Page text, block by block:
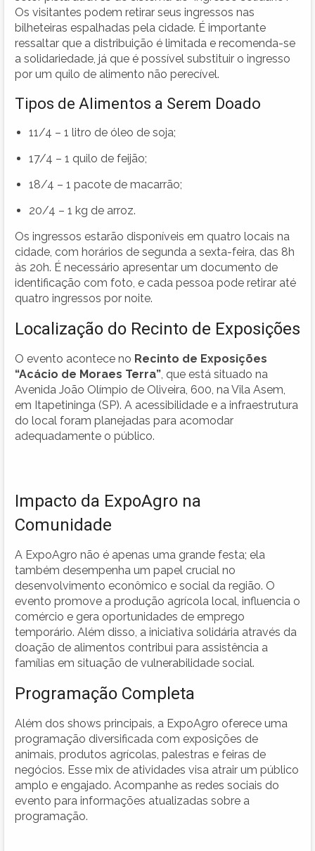
Os visitantes podem retirar seus ingressos nas
bilheteiras espalhadas pela cidade. É importante
ressaltar que a distribuição é limitada e recomenda-se
a solidariedade, já que é possível substituir o ingresso
por um quilo de alimento não perecível.
Tipos de Alimentos a Serem Doado
11/4 – 1 litro de óleo de soja;
17/4 – 1 quilo de feijão;
18/4 – 1 pacote de macarrão;
20/4 – 1 kg de arroz.
Os ingressos estarão disponíveis em quatro locais na
cidade, com horários de segunda a sexta-feira, das 8h
às 20h. É necessário apresentar um documento de
identificação com foto, e cada pessoa pode retirar até
quatro ingressos por noite.
Localização do Recinto de Exposições
O evento acontece no Recinto de Exposições
“Acácio de Moraes Terra” , que está situado na
Avenida João Olímpio de Oliveira, 600, na Vila Asem,
em Itapetininga (SP). A acessibilidade e a infraestrutura
do local foram planejadas para acomodar
adequadamente o público.
Impacto da ExpoAgro na
Comunidade
A ExpoAgro não é apenas uma grande festa; ela
também desempenha um papel crucial no
desenvolvimento econômico e social da região. O
evento promove a produção agrícola local, influencia o
comércio e gera oportunidades de emprego
temporário. Além disso, a iniciativa solidária através da
doação de alimentos contribui para assistência a
famílias em situação de vulnerabilidade social.
Programação Completa
Além dos shows principais, a ExpoAgro oferece uma
programação diversificada com exposições de
animais, produtos agrícolas, palestras e feiras de
negócios. Esse mix de atividades visa atrair um público
amplo e engajado. Acompanhe as redes sociais do
evento para informações atualizadas sobre a
programação.